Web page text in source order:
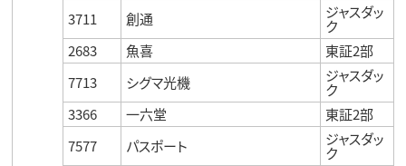
3711
創通 ジャスダッ
ク
2683
魚喜
東証2部
7713
シグマ光機 ジャスダッ
ク
3366
一六堂
東証2部
7577
パスポート ジャスダッ
ク